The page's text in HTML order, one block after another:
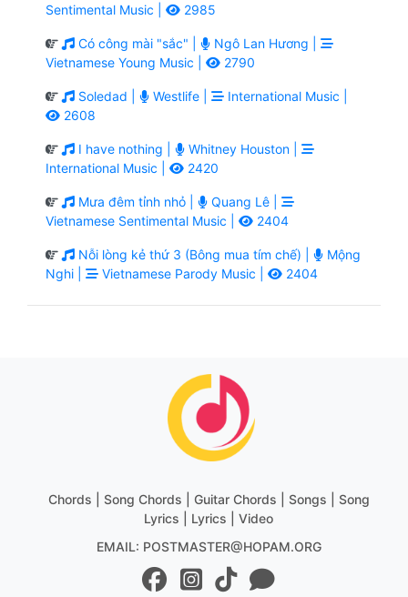
Sentimental Music |
2985
Có công mài "sắc" |
Ngô Lan Hương |
Vietnamese Young Music |
2790
Soledad | Westlife |
International Music |
2608
I have nothing |
Whitney Houston |
International Music |
2420
Mưa đêm tỉnh nhỏ |
Quang Lê |
Vietnamese Sentimental Music |
2404
Nỗi lòng kẻ thứ 3 (Bông mua tím chế) |
Mộng
Nghi |
Vietnamese Parody Music | 2404
Chords | Song Chords | Guitar Chords | Songs | Song
Lyrics | Lyrics | Video
EMAIL: POSTMASTER@HOPAM.ORG